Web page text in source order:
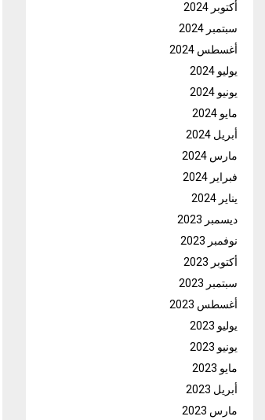
أكتوبر 2024
سبتمبر 2024
أغسطس 2024
يوليو 2024
يونيو 2024
مايو 2024
أبريل 2024
مارس 2024
فبراير 2024
يناير 2024
ديسمبر 2023
نوفمبر 2023
أكتوبر 2023
سبتمبر 2023
أغسطس 2023
يوليو 2023
يونيو 2023
مايو 2023
أبريل 2023
مارس 2023